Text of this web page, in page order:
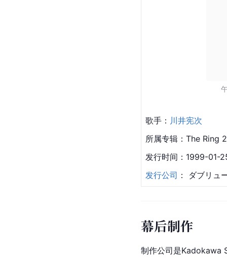
歌手： 川井宪次
所属专辑：The Ring 2
发行时间：1999-01-
发行公司 ： ダブリュ
幕后制作
制作公司是